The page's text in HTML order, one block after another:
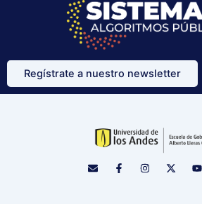
Regístrate a nuestro newsletter
E
n
F
a
I
n
X
-
Y
o